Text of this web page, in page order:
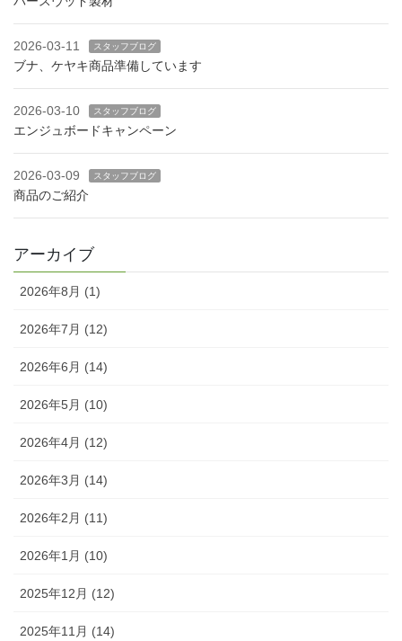
2026-03-11 スタッフブログ
ブナ、ケヤキ商品準備しています
2026-03-10 スタッフブログ
エンジュボードキャンペーン
2026-03-09 スタッフブログ
商品のご紹介
アーカイブ
2026年8月 (1)
2026年7月 (12)
2026年6月 (14)
2026年5月 (10)
2026年4月 (12)
2026年3月 (14)
2026年2月 (11)
2026年1月 (10)
2025年12月 (12)
2025年11月 (14)